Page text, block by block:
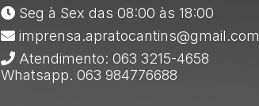
Seg à Sex das 08:00 às 18:00
imprensa.apratocantins@gmail.com
Atendimento: 063 3215-4658
Whatsapp. 063 984776688